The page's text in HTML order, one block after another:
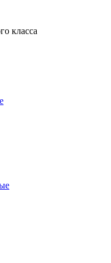
класса